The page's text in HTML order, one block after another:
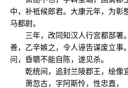
中，补祗候郎君。大康元年，为彰
马都尉。
三年，改同知汉人行宫都部署
善，乙辛嫉之，令人诬告谋废立
问，昏聩不能自陈，遂见杀。
乾统间，追封兰陵郡王，绘像宜
萧忽古，字阿斯怜，性忠直，